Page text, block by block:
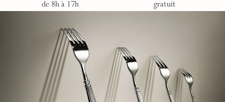
de 8h à 17h
gratuit